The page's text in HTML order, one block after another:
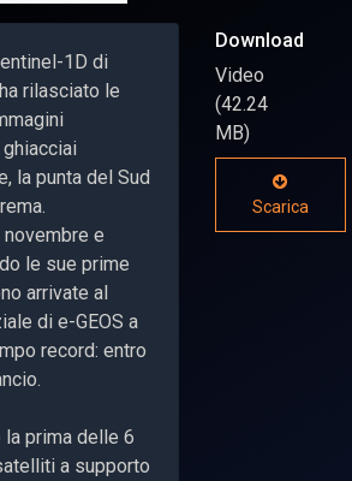
1D di
rilasciato le
la punta del Sud
e
le sue prime
arrivate al
di e-GEOS a
record: entro
prima delle 6
a supporto
Download
Video
(42.24
MB)
Scarica